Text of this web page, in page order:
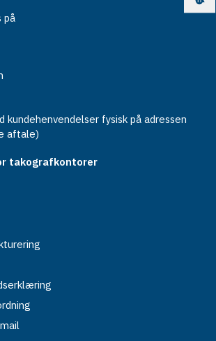
på
kundehenvendelser fysisk på adressen
aftale)
takografkontorer